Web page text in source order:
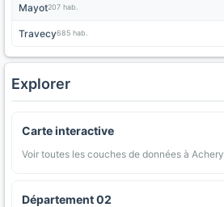
Mayot207 hab.
Travecy685 hab.
Explorer
Carte interactive
Voir toutes les couches de données à Achery
Département 02